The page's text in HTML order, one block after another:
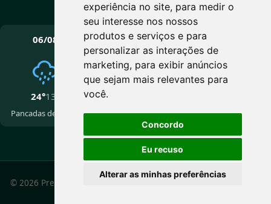
experiência no site, para medir o
seu interesse nos nossos
produtos e serviços e para
personalizar as interações de
marketing, para exibir anúncios
que sejam mais relevantes para
você.
Concordo
Eu recuso
Alterar as minhas preferências
Vento: 15.5 km/h
06/08
24°13°
Pancadas de chuva
07/08
Trovoadas Pancadas de chuva
© 2026 Prefeitura Municipal de Cotiporã - RS. Todos os